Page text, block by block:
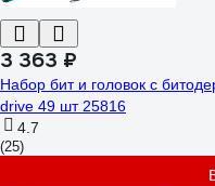
3 363 ₽
Набор бит и головок с
drive 49 шт 25816
4.7
(25)